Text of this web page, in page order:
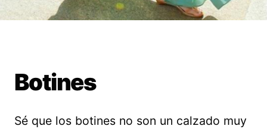
Botines
Sé que los botines no son un calzado muy